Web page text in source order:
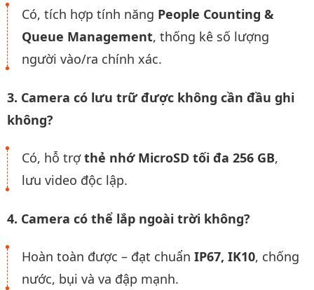
Có, tích hợp tính năng People Counting &
Queue Management, thống kê số lượng
người vào/ra chính xác.
3. Camera có lưu trữ được không cần đầu ghi
không?
Có, hỗ trợthẻ nhớ MicroSD tối đa 256 GB,
lưu video độc lập.
4. Camera có thể lắp ngoài trời không?
Hoàn toàn được – đạt chuẩn IP67, IK10, chống
nước, bụi và va đập mạnh.